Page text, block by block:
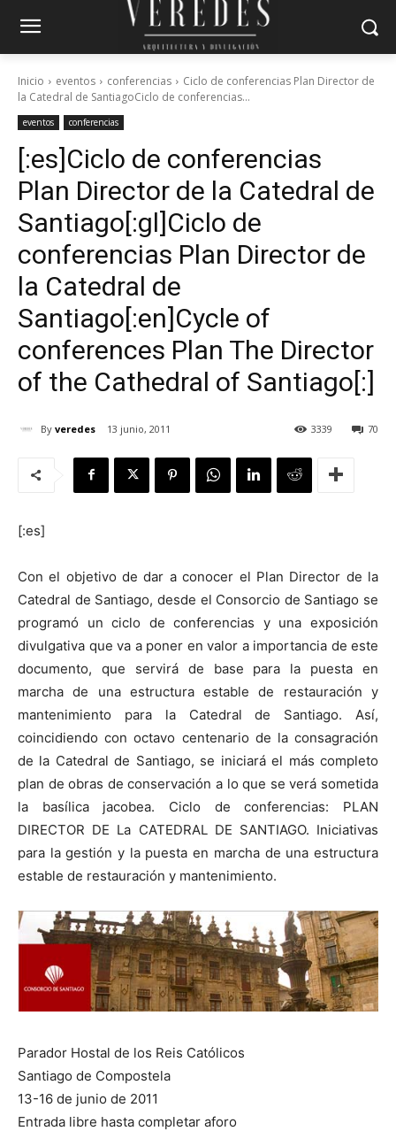
Inicio eventos conferencias
Ciclo de conferencias Plan Director de
la Catedral de SantiagoCiclo de conferencias...
eventos conferencias
[:es]Ciclo de conferencias
Plan Director de la Catedral de
Santiago[:gl]Ciclo de
conferencias Plan Director de
la Catedral de
Santiago[:en]Cycle of
conferences Plan The Director
of the Cathedral of Santiago[:]
By veredes 13 junio, 2011 70
3339
[:es]
Con el objetivo de dar a conocer el Plan Director de la
Catedral de Santiago, desde el Consorcio de Santiago se
programó un ciclo de conferencias y una exposición
divulgativa que va a poner en valor a importancia de este
documento, que servirá de base para la puesta en
marcha de una estructura estable de restauración y
mantenimiento para la Catedral de Santiago. Así,
coincidiendo con octavo centenario de la consagración
de la Catedral de Santiago, se iniciará el más completo
plan de obras de conservación a lo que se verá sometida
la basílica jacobea. Ciclo de conferencias: PLAN
DIRECTOR DE La CATEDRAL DE SANTIAGO. Iniciativas
para la gestión y la puesta en marcha de una estructura
estable de restauración y mantenimiento.
Parador Hostal de los Reis Católicos
Santiago de Compostela
13-16 de junio de 2011
Entrada libre hasta completar aforo